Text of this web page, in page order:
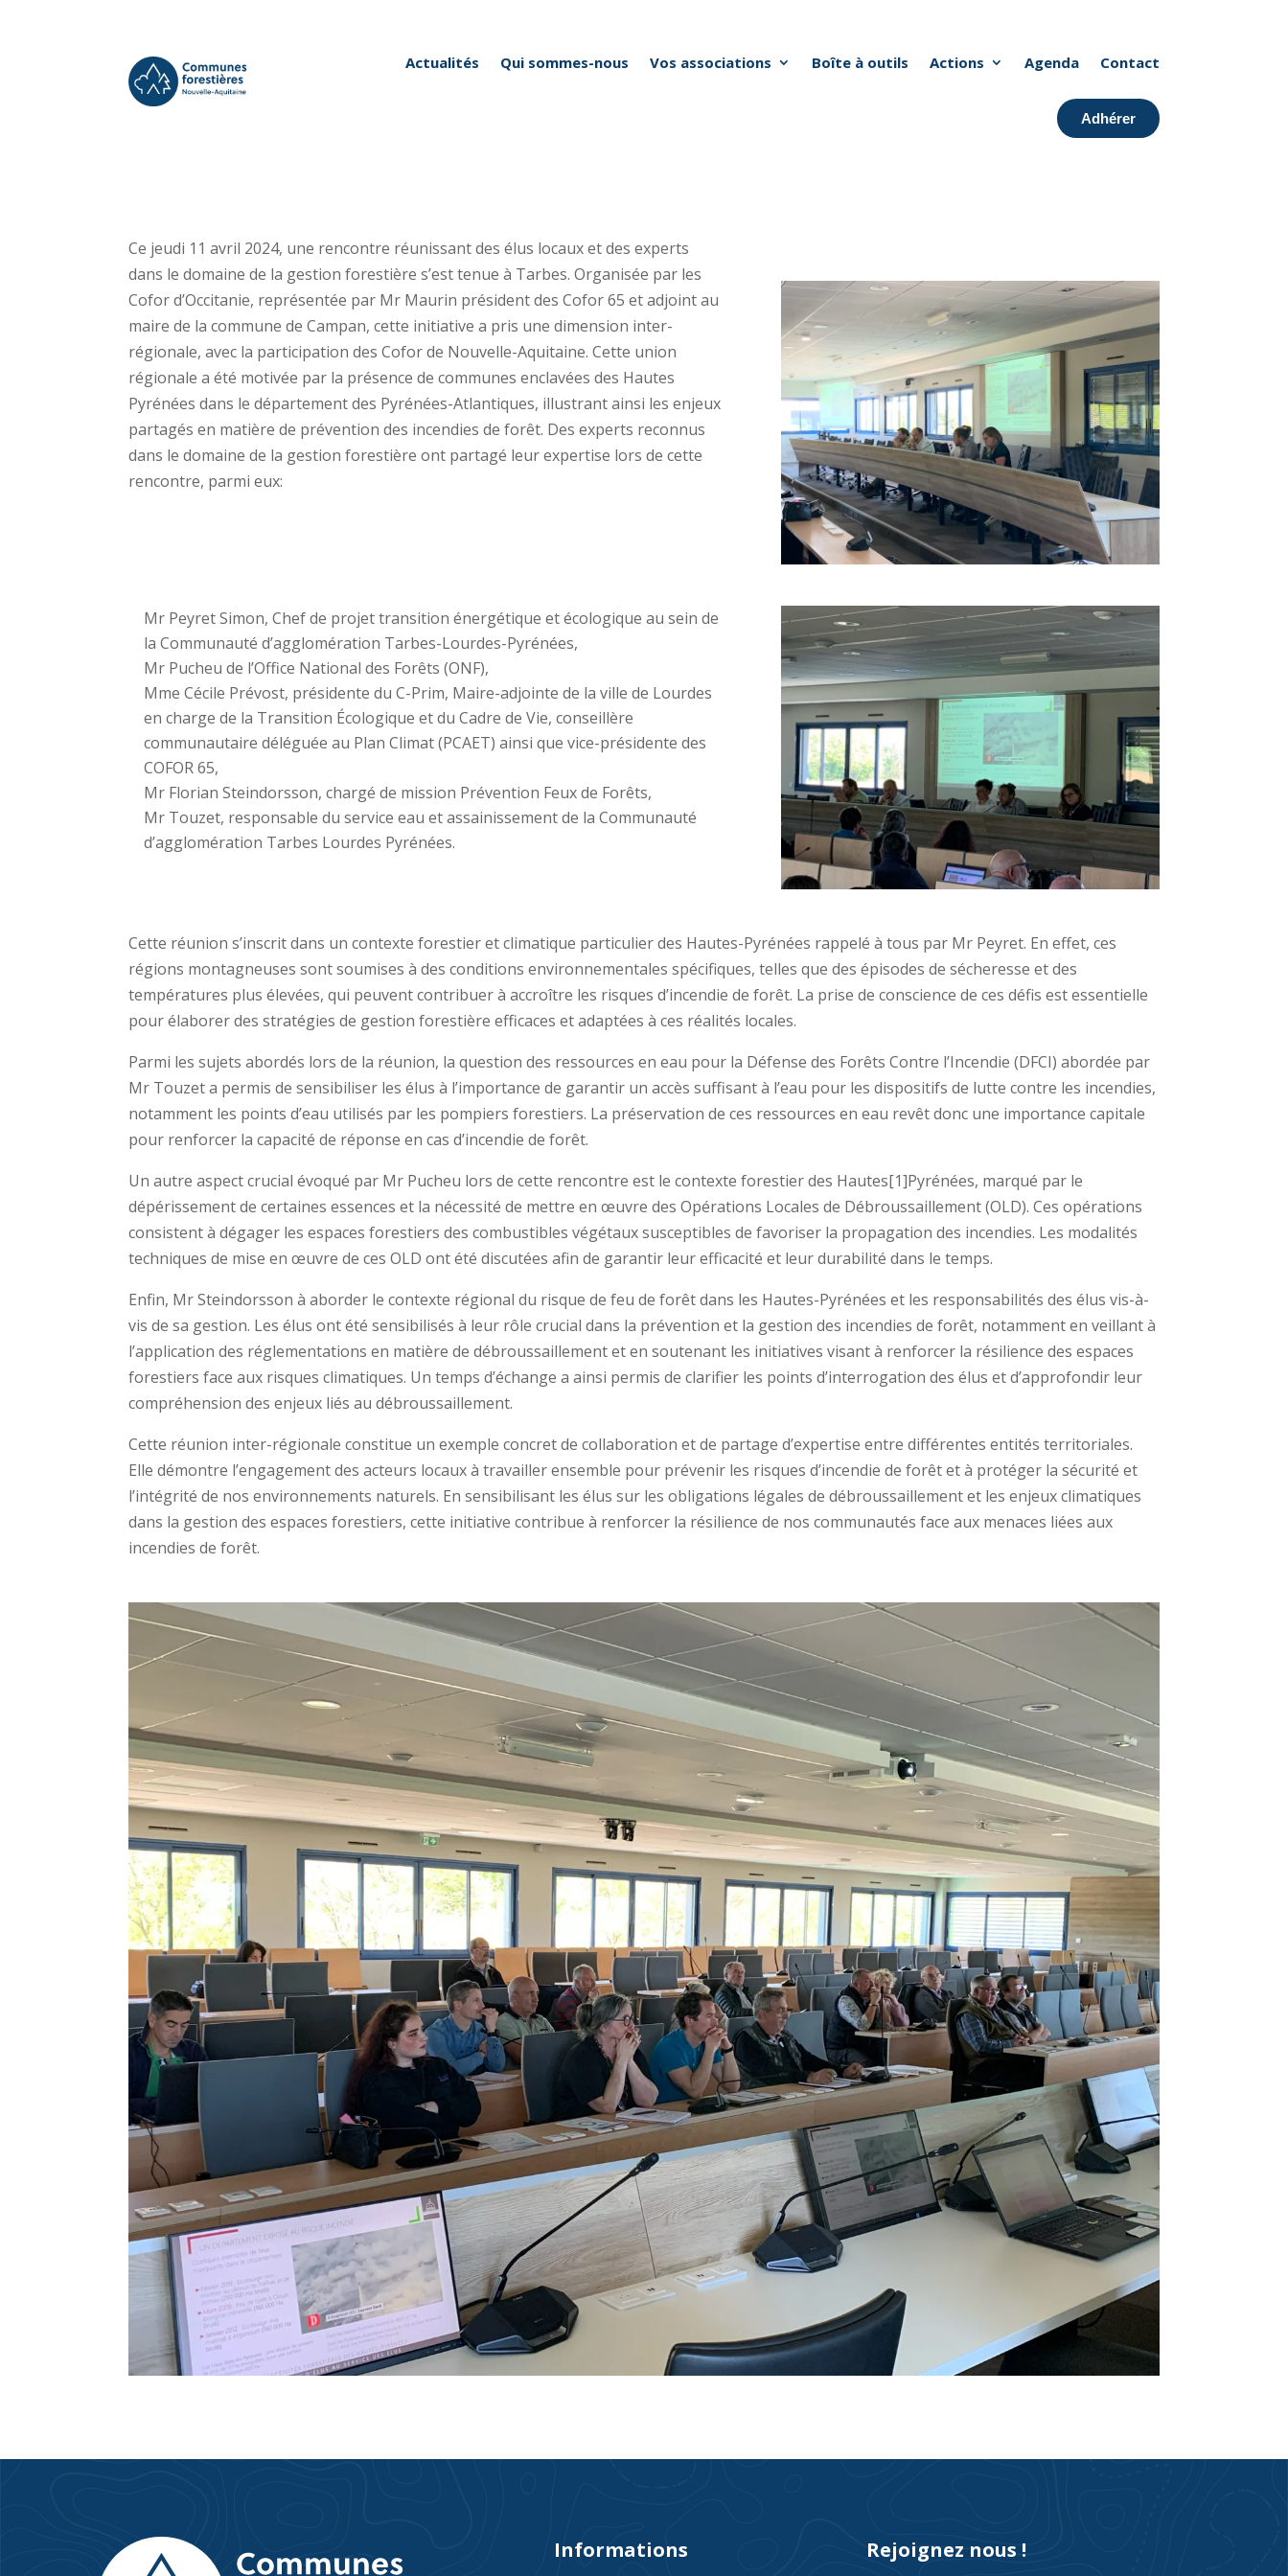
Actualités Qui sommes-nous Vos associations Boîte à outils Actions Agenda Contact
Adhérer
Ce jeudi 11 avril 2024, une rencontre réunissant des élus locaux et des experts
dans le domaine de la gestion forestière s’est tenue à Tarbes. Organisée par les
Cofor d’Occitanie, représentée par Mr Maurin président des Cofor 65 et adjoint au
maire de la commune de Campan, cette initiative a pris une dimension inter-
régionale, avec la participation des Cofor de Nouvelle-Aquitaine. Cette union
régionale a été motivée par la présence de communes enclavées des Hautes
Pyrénées dans le département des Pyrénées-Atlantiques, illustrant ainsi les enjeux
partagés en matière de prévention des incendies de forêt. Des experts reconnus
dans le domaine de la gestion forestière ont partagé leur expertise lors de cette
rencontre, parmi eux:
Mr Peyret Simon, Chef de projet transition énergétique et écologique au sein de
la Communauté d’agglomération Tarbes-Lourdes-Pyrénées,
Mr Pucheu de l’Office National des Forêts (ONF),
Mme Cécile Prévost, présidente du C-Prim, Maire-adjointe de la ville de Lourdes
en charge de la Transition Écologique et du Cadre de Vie, conseillère
communautaire déléguée au Plan Climat (PCAET) ainsi que vice-présidente des
COFOR 65,
Mr Florian Steindorsson, chargé de mission Prévention Feux de Forêts,
Mr Touzet, responsable du service eau et assainissement de la Communauté
d’agglomération Tarbes Lourdes Pyrénées.
Cette réunion s’inscrit dans un contexte forestier et climatique particulier des Hautes-Pyrénées rappelé à tous par Mr Peyret. En effet, ces
régions montagneuses sont soumises à des conditions environnementales spécifiques, telles que des épisodes de sécheresse et des
températures plus élevées, qui peuvent contribuer à accroître les risques d’incendie de forêt. La prise de conscience de ces défis est essentielle
pour élaborer des stratégies de gestion forestière efficaces et adaptées à ces réalités locales.
Parmi les sujets abordés lors de la réunion, la question des ressources en eau pour la Défense des Forêts Contre l’Incendie (DFCI) abordée par
Mr Touzet a permis de sensibiliser les élus à l’importance de garantir un accès suffisant à l’eau pour les dispositifs de lutte contre les incendies,
notamment les points d’eau utilisés par les pompiers forestiers. La préservation de ces ressources en eau revêt donc une importance capitale
pour renforcer la capacité de réponse en cas d’incendie de forêt.
Un autre aspect crucial évoqué par Mr Pucheu lors de cette rencontre est le contexte forestier des Hautes[1]Pyrénées, marqué par le
dépérissement de certaines essences et la nécessité de mettre en œuvre des Opérations Locales de Débroussaillement (OLD). Ces opérations
consistent à dégager les espaces forestiers des combustibles végétaux susceptibles de favoriser la propagation des incendies. Les modalités
techniques de mise en œuvre de ces OLD ont été discutées afin de garantir leur efficacité et leur durabilité dans le temps.
Enfin, Mr Steindorsson à aborder le contexte régional du risque de feu de forêt dans les Hautes-Pyrénées et les responsabilités des élus vis-à-
vis de sa gestion. Les élus ont été sensibilisés à leur rôle crucial dans la prévention et la gestion des incendies de forêt, notamment en veillant à
l’application des réglementations en matière de débroussaillement et en soutenant les initiatives visant à renforcer la résilience des espaces
forestiers face aux risques climatiques. Un temps d’échange a ainsi permis de clarifier les points d’interrogation des élus et d’approfondir leur
compréhension des enjeux liés au débroussaillement.
Cette réunion inter-régionale constitue un exemple concret de collaboration et de partage d’expertise entre différentes entités territoriales.
Elle démontre l’engagement des acteurs locaux à travailler ensemble pour prévenir les risques d’incendie de forêt et à protéger la sécurité et
l’intégrité de nos environnements naturels. En sensibilisant les élus sur les obligations légales de débroussaillement et les enjeux climatiques
dans la gestion des espaces forestiers, cette initiative contribue à renforcer la résilience de nos communautés face aux menaces liées aux
incendies de forêt.
Informations Rejoignez nous !